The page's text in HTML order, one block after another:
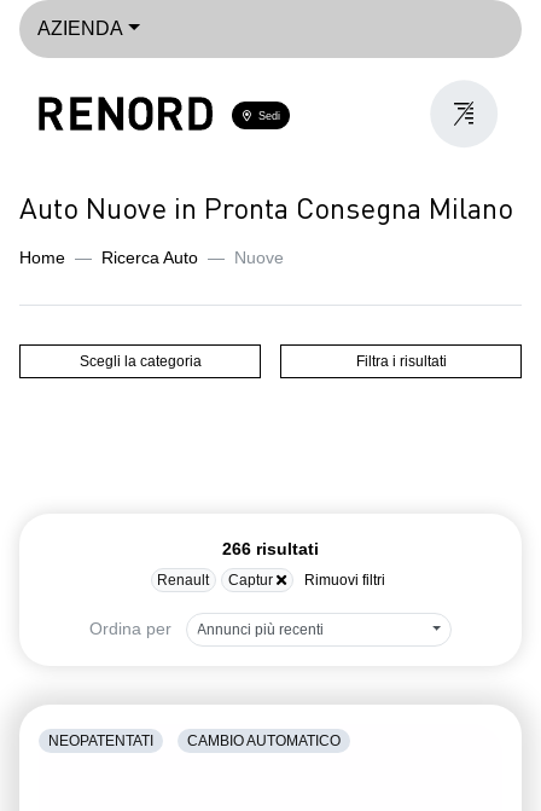
AZIENDA
Sedi
Auto Nuove in Pronta Consegna Milano
Home Ricerca Auto Nuove
Scegli la categoria Filtra i risultati
266 risultati
Renault Captur Rimuovi filtri
Ordina per Annunci più recenti
NEOPATENTATI CAMBIO AUTOMATICO